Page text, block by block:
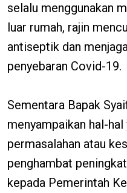
selalu menggunakan
luar rumah, rajin
antiseptik dan
penyebaran Covid-19.
Sementara Bapak
menyampaikan hal-
permasalahan atau
penghambat
kepada Pemerintah